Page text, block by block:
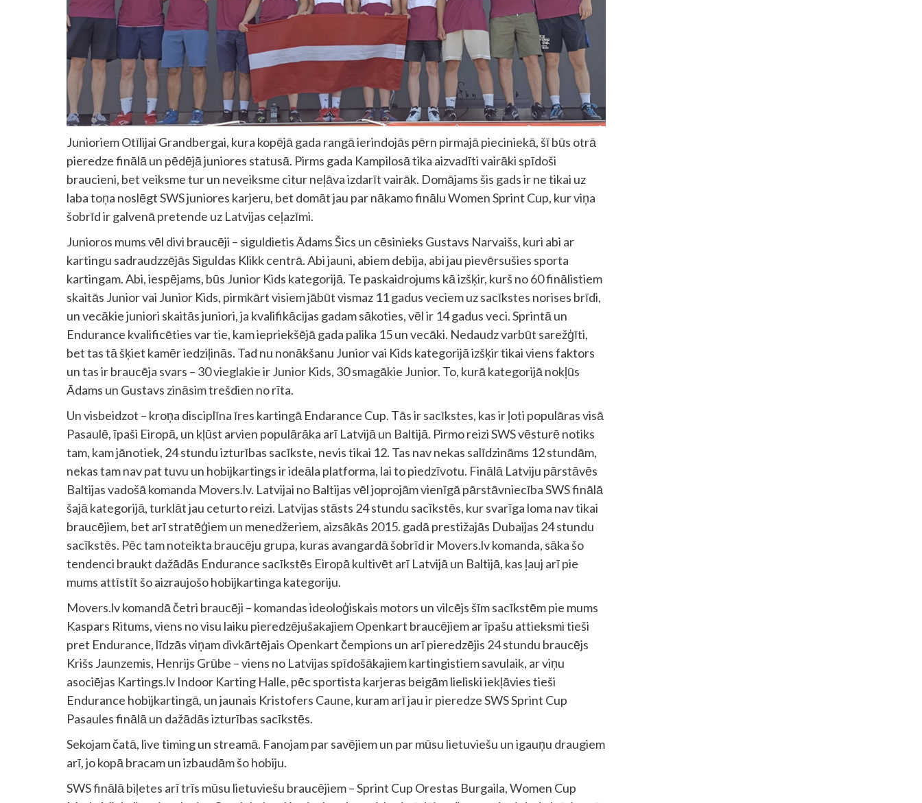
Junioriem Otīlijai Grandbergai, kura kopējā gada rangā ierindojās pērn pirmajā pieciniekā, šī būs otrā
pieredze finālā un pēdējā juniores statusā. Pirms gada Kampilosā tika aizvadīti vairāki spīdoši
braucieni, bet veiksme tur un neveiksme citur neļāva izdarīt vairāk. Domājams šis gads ir ne tikai uz
laba toņa noslēgt SWS juniores karjeru, bet domāt jau par nākamo finālu Women Sprint Cup, kur viņa
šobrīd ir galvenā pretende uz Latvijas ceļazīmi.
Junioros mums vēl divi braucēji – siguldietis Ādams Šics un cēsinieks Gustavs Narvaišs, kuri abi ar
kartingu sadraudzzējās Siguldas Klikk centrā. Abi jauni, abiem debija, abi jau pievērsušies sporta
kartingam. Abi, iespējams, būs Junior Kids kategorijā. Te paskaidrojums kā izšķir, kurš no 60 finālistiem
skaitās Junior vai Junior Kids, pirmkārt visiem jābūt vismaz 11 gadus veciem uz sacīkstes norises brīdi,
un vecākie juniori skaitās juniori, ja kvalifikācijas gadam sākoties, vēl ir 14 gadus veci. Sprintā un
Endurance kvalificēties var tie, kam iepriekšējā gada palika 15 un vecāki. Nedaudz varbūt sarežģīti,
bet tas tā šķiet kamēr iedziļinās. Tad nu nonākšanu Junior vai Kids kategorijā izšķir tikai viens faktors
un tas ir braucēja svars – 30 vieglakie ir Junior Kids, 30 smagākie Junior. To, kurā kategorijā nokļūs
Ādams un Gustavs zināsim trešdien no rīta.
Un visbeidzot – kroņa disciplīna īres kartingā Endarance Cup. Tās ir sacīkstes, kas ir ļoti populāras visā
Pasaulē, īpaši Eiropā, un kļūst arvien populārāka arī Latvijā un Baltijā. Pirmo reizi SWS vēsturē notiks
tam, kam jānotiek, 24 stundu izturības sacīkste, nevis tikai 12. Tas nav nekas salīdzināms 12 stundām,
nekas tam nav pat tuvu un hobijkartings ir ideāla platforma, lai to piedzīvotu. Finālā Latviju pārstāvēs
Baltijas vadošā komanda Movers.lv. Latvijai no Baltijas vēl joprojām vienīgā pārstāvniecība SWS finālā
šajā kategorijā, turklāt jau ceturto reizi. Latvijas stāsts 24 stundu sacīkstēs, kur svarīga loma nav tikai
braucējiem, bet arī stratēģiem un menedžeriem, aizsākās 2015. gadā prestižajās Dubaijas 24 stundu
sacīkstēs. Pēc tam noteikta braucēju grupa, kuras avangardā šobrīd ir Movers.lv komanda, sāka šo
tendenci braukt dažādās Endurance sacīkstēs Eiropā kultivēt arī Latvijā un Baltijā, kas ļauj arī pie
mums attīstīt šo aizraujošo hobijkartinga kategoriju.
Movers.lv komandā četri braucēji – komandas ideoloģiskais motors un vilcējs šīm sacīkstēm pie mums
Kaspars Ritums, viens no visu laiku pieredzējušakajiem Openkart braucējiem ar īpašu attieksmi tieši
pret Endurance, līdzās viņam divkārtējais Openkart čempions un arī pieredzējis 24 stundu braucējs
Krišs Jaunzemis, Henrijs Grūbe – viens no Latvijas spīdošākajiem kartingistiem savulaik, ar viņu
asociējas Kartings.lv Indoor Karting Halle, pēc sportista karjeras beigām lieliski iekļāvies tieši
Endurance hobijkartingā, un jaunais Kristofers Caune, kuram arī jau ir pieredze SWS Sprint Cup
Pasaules finālā un dažādās izturības sacīkstēs.
Sekojam čatā, live timing un streamā. Fanojam par savējiem un par mūsu lietuviešu un igauņu draugiem
arī, jo kopā bracam un izbaudām šo hobiju.
SWS finālā biļetes arī trīs mūsu lietuviešu braucējiem – Sprint Cup Orestas Burgaila, Women Cup